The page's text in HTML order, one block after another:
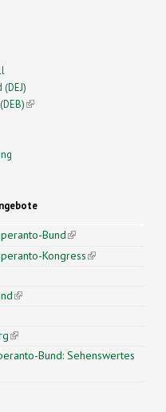
(link is external)
Bund(link is
external)
Kongress(link is
is external)
(link is external)
is external)
(link is external)
Bund: Sehenswertes